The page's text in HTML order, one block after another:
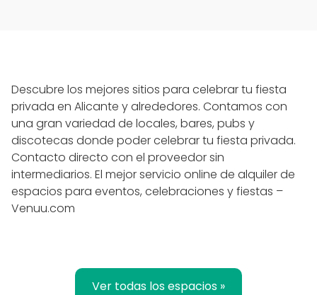
Descubre los mejores sitios para celebrar tu fiesta
privada en Alicante y alrededores. Contamos con
una gran variedad de locales, bares, pubs y
discotecas donde poder celebrar tu fiesta privada.
Contacto directo con el proveedor sin
intermediarios. El mejor servicio online de alquiler de
espacios para eventos, celebraciones y fiestas –
Venuu.com
Ver todas los espacios »